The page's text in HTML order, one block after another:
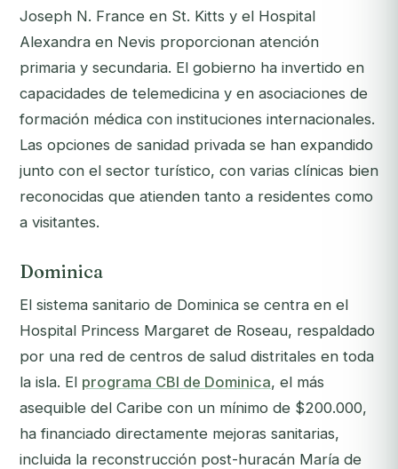
Joseph N. France en St. Kitts y el Hospital
Alexandra en Nevis proporcionan atención
primaria y secundaria. El gobierno ha invertido en
capacidades de telemedicina y en asociaciones de
formación médica con instituciones internacionales.
Las opciones de sanidad privada se han expandido
junto con el sector turístico, con varias clínicas bien
reconocidas que atienden tanto a residentes como
a visitantes.
Dominica
El sistema sanitario de Dominica se centra en el
Hospital Princess Margaret de Roseau, respaldado
por una red de centros de salud distritales en toda
la isla. El programa CBI de Dominica, el más
asequible del Caribe con un mínimo de $200.000,
ha financiado directamente mejoras sanitarias,
incluida la reconstrucción post-huracán María de